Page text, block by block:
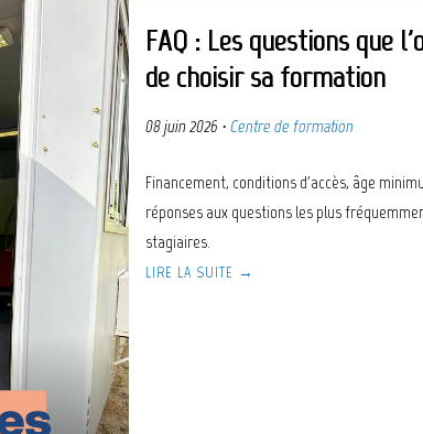
FAQ : Les questions que
de choisir sa formation
08 juin 2026 · Centre de formation
Financement, conditions d'accès, âge
réponses aux questions les plus
stagiaires.
LIRE LA SUITE →